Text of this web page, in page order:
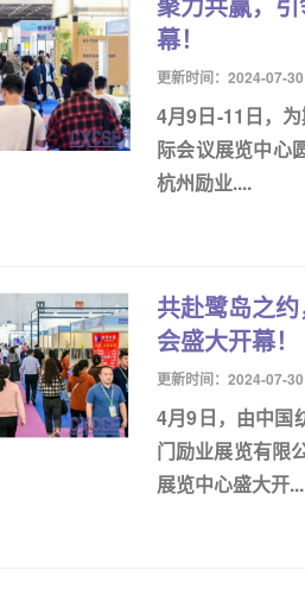
幕！
更新时间：2024-07-30
4月9日-11日，
际会议展览中心
杭州励业....
共赴鹭岛之
会盛大开幕！
更新时间：2024-07-30
4月9日，由中国
门励业展览有限
展览中心盛大开